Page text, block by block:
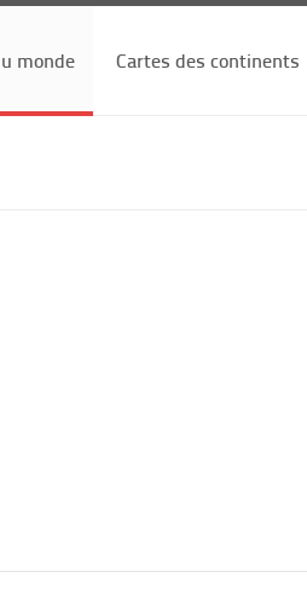
monde Cartes des continents